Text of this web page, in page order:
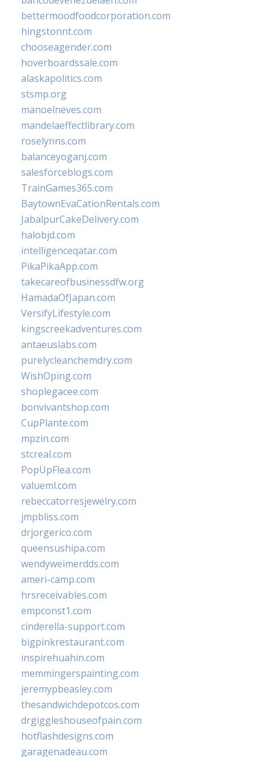
bettermoodfoodcorporation.com
hingstonnt.com
chooseagender.com
hoverboardssale.com
alaskapolitics.com
stsmp.org
manoelneves.com
mandelaeffectlibrary.com
roselynns.com
balanceyoganj.com
salesforceblogs.com
TrainGames365.com
BaytownEvaCationRentals.com
JabalpurCakeDelivery.com
halobjd.com
intelligenceqatar.com
PikaPikaApp.com
takecareofbusinessdfw.org
HamadaOfJapan.com
VersifyLifestyle.com
kingscreekadventures.com
antaeuslabs.com
purelycleanchemdry.com
WishOping.com
shoplegacee.com
bonvivantshop.com
CupPlante.com
mpzin.com
stcreal.com
PopUpFlea.com
valueml.com
rebeccatorresjewelry.com
jmpbliss.com
drjorgerico.com
queensushipa.com
wendyweimerdds.com
ameri-camp.com
hrsreceivables.com
empconst1.com
cinderella-support.com
bigpinkrestaurant.com
inspirehuahin.com
memmingerspainting.com
jeremypbeasley.com
thesandwichdepotcos.com
drgiggleshouseofpain.com
hotflashdesigns.com
garagenadeau.com